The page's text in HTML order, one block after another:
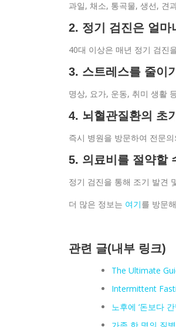
과일, 채소, 통곡물, 생선, 견
2. 정기 검진은 얼마
40대 이상은 매년 정기 검진
3. 스트레스를 줄이
명상, 요가, 운동, 취미 생활
4. 뇌혈관질환의 초
즉시 병원을 방문하여 전문
5. 의료비를 절약할
정기 검진을 통해 조기 발견
더 많은 정보는 여기를 방문
관련 글(내부 링크)
The Ultimate
Intermittent
노후에 ‘돈보다